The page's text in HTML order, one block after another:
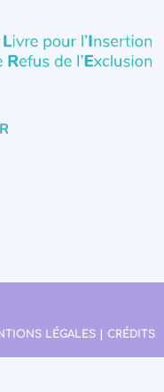
LÉGALES | CRÉDITS